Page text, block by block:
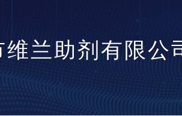
维兰助剂有限公